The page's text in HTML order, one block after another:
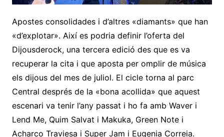
Apostes consolidades i d’altres «diamants» que han
«d’explotar». Així es podria definir l’oferta del
Dijousderock, una tercera edició des que es va
recuperar la cita i que aposta per omplir de música
els dijous del mes de juliol. El cicle torna al parc
Central després de la «bona acollida» que aquest
escenari va tenir l’any passat i ho fa amb Waver i
Lend Me, Quim Salvat i Makuka, Green Note i
Acharco Traviesa i Super Jam i Eugenia Correia.